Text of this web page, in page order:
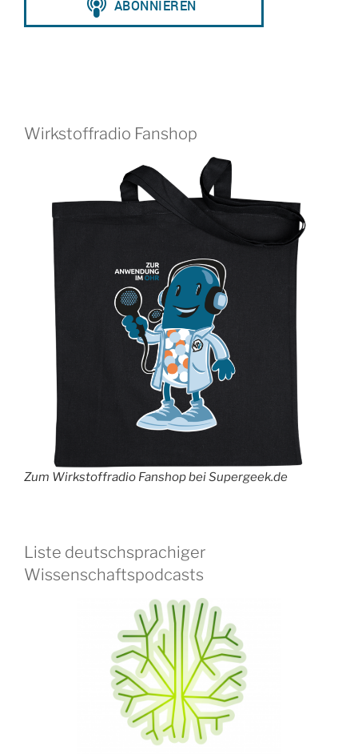
Wirkstoffradio Fanshop
Zum Wirkstoffradio Fanshop bei Supergeek.de
Liste deutschsprachiger
Wissenschaftspodcasts